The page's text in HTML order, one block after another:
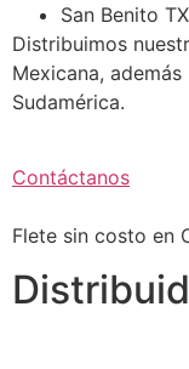
San Benito TX
Distribuimos
Mexicana,
Sudamérica.
Contáctanos
Flete sin costo en